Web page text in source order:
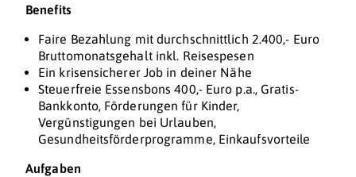
Benefits
Faire Bezahlung mit durchschnittlich 2.400,- Euro
Bruttomonatsgehalt inkl. Reisespesen
Ein krisensicherer Job in deiner Nähe
Steuerfreie Essensbons 400,- Euro p.a., Gratis-
Bankkonto, Förderungen für Kinder,
Vergünstigungen bei Urlauben,
Gesundheitsförderprogramme, Einkaufsvorteile
Aufgaben